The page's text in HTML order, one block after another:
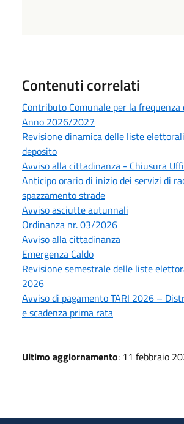
Contenuti correlati
Contributo Comunale per la
Anno 2026/2027
Revisione dinamica delle liste
deposito
Avviso alla cittadinanza - Chiusura
Anticipo orario di inizio dei servizi di
spazzamento strade
Avviso asciutte autunnali
Ordinanza nr. 03/2026
Avviso alla cittadinanza
Emergenza Caldo
Revisione semestrale delle liste
2026
Avviso di pagamento TARI 2026 –
e scadenza prima rata
Ultimo aggiornamento: 11 febbraio